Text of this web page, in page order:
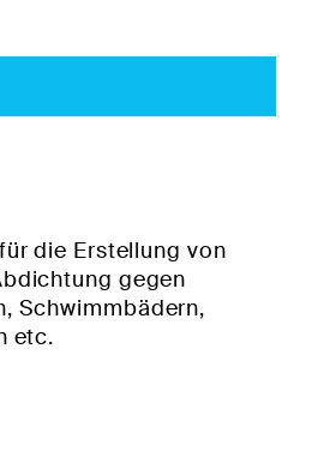
die Erstellung von
gegen
Schwimmbädern,
etc.